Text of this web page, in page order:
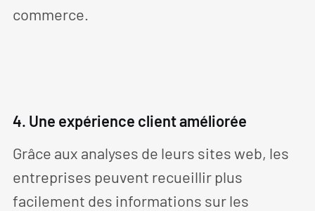
commerce.
4. Une expérience client améliorée
Grâce aux analyses de leurs sites web, les
entreprises peuvent recueillir plus
facilement des informations sur les